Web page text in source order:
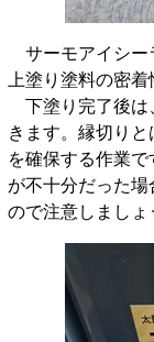
サーモアイシー
上塗り塗料の密
下塗り完了後は
きます。縁切り
を確保する作業
が不十分だった
ので注意しましょ